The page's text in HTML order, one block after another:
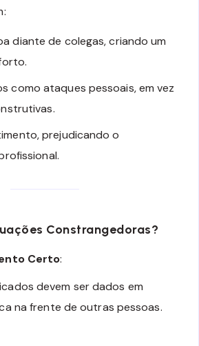
diante de colegas, criando um
como ataques pessoais, em vez
prejudicando o
Constrangedoras?
Certo:
devem ser dados em
na frente de outras pessoas.